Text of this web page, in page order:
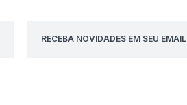
RECEBA NOVIDADES EM SEU EMAIL